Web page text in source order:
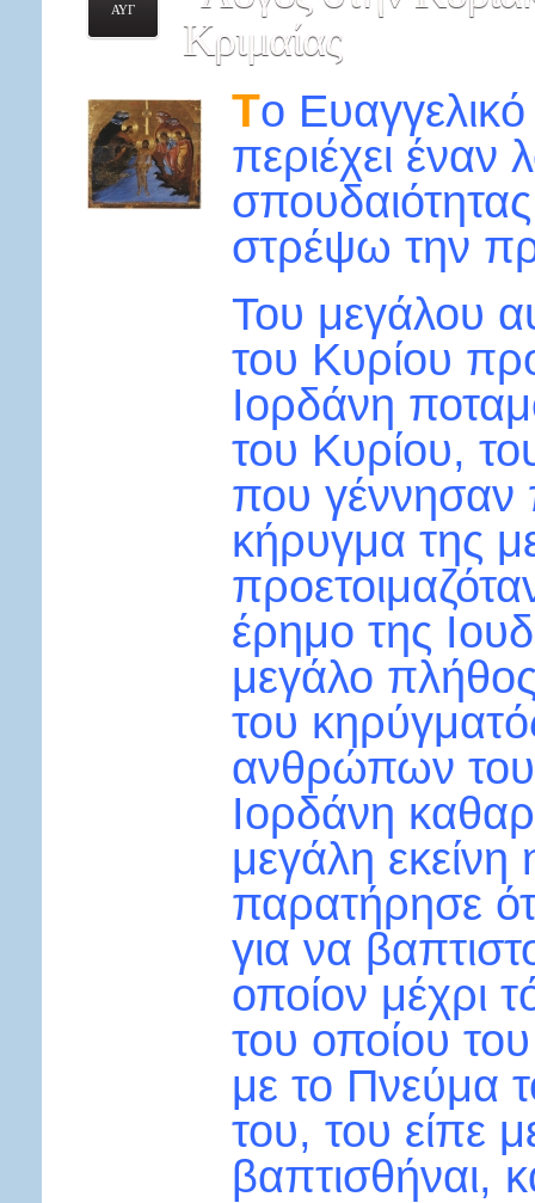
ΑΥΓ
Κριμαίας
Το
περιέχει έναν
στρέψω την
Του μεγάλου
του Κυρίου
Ιορδάνη
του Κυρίου,
που γέννησαν
κήρυγμα της
έρημο της
μεγάλο
του
ανθρώπων
Ιορδάνη
μεγάλη
παρατήρησε
για να
οποίον μέχρι
του οποίου
με το Πνεύμα
του, του είπε
βαπτισθήναι,